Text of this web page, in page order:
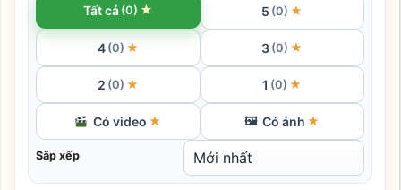
Tất cả (0) ★ 5 (0) ★
4 (0) ★ 3 (0) ★
2 (0) ★ 1 (0) ★
Có video ★ 🖼 Có ảnh ★
Sắp xếp